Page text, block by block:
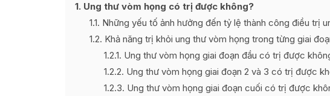
1 Ung thư vòm họng có trị được không?
1.1 Những yếu tố ảnh hưởng đến tỷ lệ thành công điều trị
1.2 Khả năng trị khỏi ung thư vòm họng trong từng giai
1.2.1 Ung thư vòm họng giai đoạn đầu có trị được
1.2.2 Ung thư vòm họng giai đoạn 2 và 3 có trị được
1.2.3 Ung thư vòm họng giai đoạn cuối có trị được